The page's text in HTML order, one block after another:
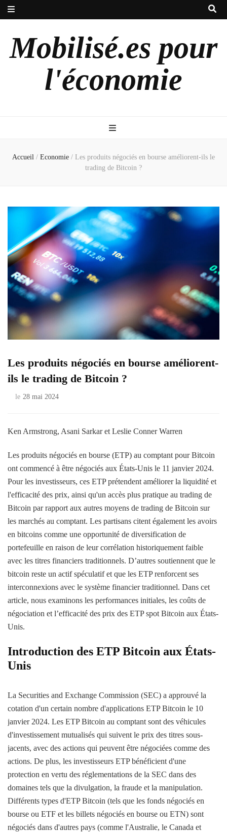
Mobilisé.es pour
l'économie
Accueil / Economie / Les produits négociés en bourse améliorent-ils le
trading de Bitcoin ?
Les produits négociés en bourse améliorent-
ils le trading de Bitcoin ?
le 28 mai 2024
Ken Armstrong, Asani Sarkar et Leslie Conner Warren
Les produits négociés en bourse (ETP) au comptant pour Bitcoin
ont commencé à être négociés aux États-Unis le 11 janvier 2024.
Pour les investisseurs, ces ETP prétendent améliorer la liquidité et
l'efficacité des prix, ainsi qu'un accès plus pratique au trading de
Bitcoin par rapport aux autres moyens de trading de Bitcoin sur
les marchés au comptant. Les partisans citent également les avoirs
en bitcoins comme une opportunité de diversification de
portefeuille en raison de leur corrélation historiquement faible
avec les titres financiers traditionnels. D’autres soutiennent que le
bitcoin reste un actif spéculatif et que les ETP renforcent ses
interconnexions avec le système financier traditionnel. Dans cet
article, nous examinons les performances initiales, les coûts de
négociation et l’efficacité des prix des ETP spot Bitcoin aux États-
Unis.
Introduction des ETP Bitcoin aux États-
Unis
La Securities and Exchange Commission (SEC) a approuvé la
cotation d'un certain nombre d'applications ETP Bitcoin le 10
janvier 2024. Les ETP Bitcoin au comptant sont des véhicules
d'investissement mutualisés qui suivent le prix des titres sous-
jacents, avec des actions qui peuvent être négociées comme des
actions. De plus, les investisseurs ETP bénéficient d'une
protection en vertu des réglementations de la SEC dans des
domaines tels que la divulgation, la fraude et la manipulation.
Différents types d'ETP Bitcoin (tels que les fonds négociés en
bourse ou ETF et les billets négociés en bourse ou ETN) sont
négociés dans d'autres pays (comme l'Australie, le Canada et